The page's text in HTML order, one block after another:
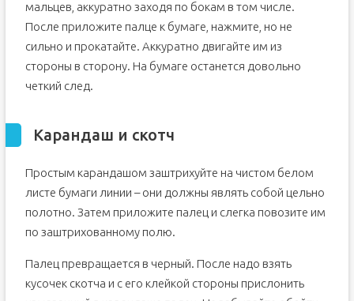
мальцев, аккуратно заходя по бокам в том числе.
После приложите палце к бумаге, нажмите, но не
сильно и прокатайте. Аккуратно двигайте им из
стороны в сторону. На бумаге останется довольно
четкий след.
Карандаш и скотч
Простым карандашом заштрихуйте на чистом белом
листе бумаги линии – они должны являть собой цельно
полотно. Затем приложите палец и слегка повозите им
по заштрихованному полю.
Палец превращается в черный. После надо взять
кусочек скотча и с его клейкой стороны прислонить